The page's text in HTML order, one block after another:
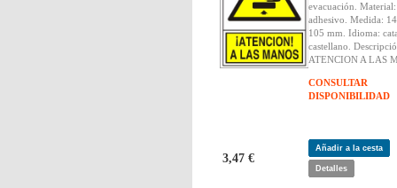
evacuación.
adhesivo. Medida:
105 mm. Idioma:
castellano.
ATENCION A LAS
CONSULTAR
DISPONIBILIDAD
3,47 €
Añadir a la cesta
Detalles